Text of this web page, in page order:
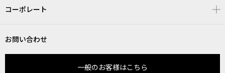
コーポレート
お問い合わせ
一般のお客様はこちら